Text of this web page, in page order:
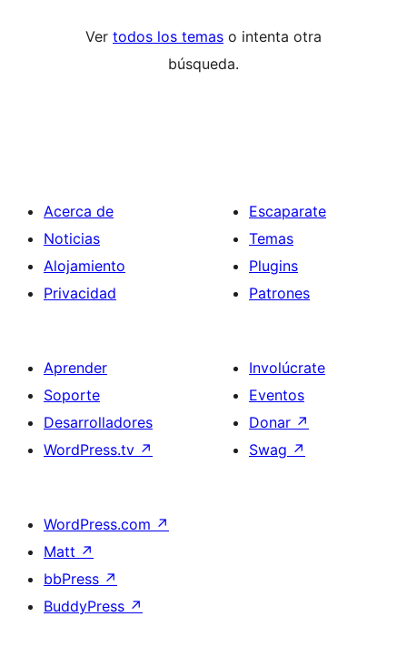
Ver todos los temas o intenta otra
búsqueda.
Acerca de
Noticias
Alojamiento
Privacidad
Escaparate
Temas
Plugins
Patrones
Aprender
Soporte
Desarrolladores
WordPress.tv ↗
Involúcrate
Eventos
Donar ↗
Swag ↗
WordPress.com ↗
Matt ↗
bbPress ↗
BuddyPress ↗